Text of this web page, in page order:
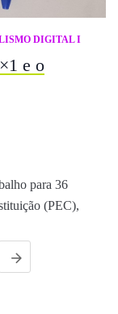
DIGITAL I
e o
para 36
(PEC),